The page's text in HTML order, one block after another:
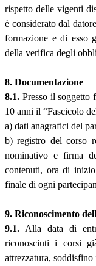
rispetto delle vigenti
è considerato dal
formazione e di esso
della verifica degli
8. Documentazione
8.1. Presso il soggetto
10 anni il “Fascicolo
a) dati anagrafici del
b) registro del corso
nominativo e firma
contenuti, ora di
finale di ogni
9. Riconoscimento
9.1. Alla data di
riconosciuti i corsi
attrezzatura,